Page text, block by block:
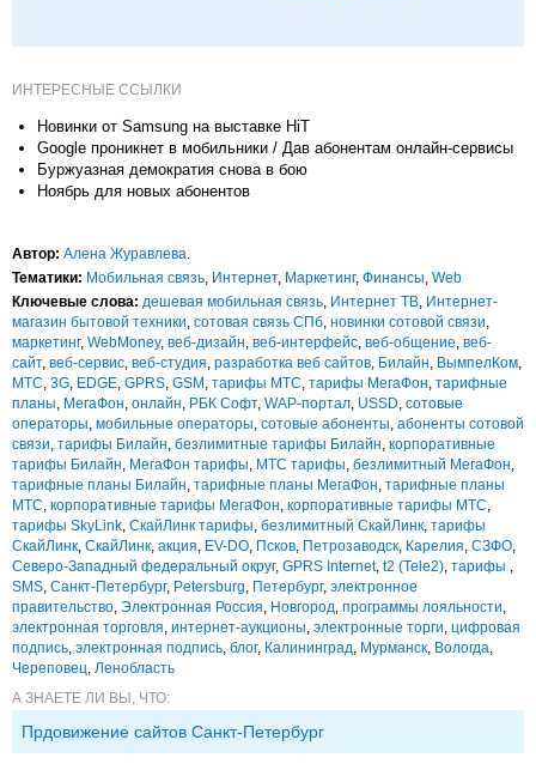
ИНТЕРЕСНЫЕ ССЫЛКИ
Новинки от Samsung на выставке HiT
Google проникнет в мобильники / Дав абонентам онлайн-сервисы
Буржуазная демократия снова в бою
Ноябрь для новых абонентов
Автор: Алена Журавлева
Тематики: Мобильная связь Интернет, Маркетинг, Финансы Web
Ключевые слова: дешевая мобильная связь Интернет ТВ Интернет-
магазин бытовой техники сотовая связь СПб новинки сотовой связи
маркетинг, WebMoney, веб-дизайн веб-интерфейс веб-общение веб-
сайт, веб-сервис веб-студия разработка веб сайтов Билайн ВымпелКом
МТС 3G EDGE GPRS GSM тарифы МТС тарифы МегаФон тарифные
планы МегаФон онлайн РБК Софт, WAP-портал USSD сотовые
операторы мобильные операторы сотовые абоненты абоненты сотовой
связи тарифы Билайн безлимитные тарифы Билайн корпоративные
тарифы Билайн МегаФон тарифы МТС тарифы безлимитный МегаФон
тарифные планы Билайн тарифные планы МегаФон тарифные планы
МТС корпоративные тарифы МегаФон корпоративные тарифы МТС
тарифы SkyLink СкайЛинк тарифы безлимитный СкайЛинк тарифы
СкайЛинк СкайЛинк акция EV-DO Псков Петрозаводск Карелия СЗФО
Северо-Западный федеральный округ, GPRS Internet, t2 (Tele2) тарифы
SMS Санкт-Петербург, Petersburg Петербург, электронное
правительство Электронная Россия Новгород программы лояльности
электронная торговля интернет-аукционы электронные торги цифровая
подпись электронная подпись блог, Калининград Мурманск Вологда
Череповец Ленобласть
А ЗНАЕТЕ ЛИ ВЫ, ЧТО:
Прдовижение сайтов Санкт-Петербург